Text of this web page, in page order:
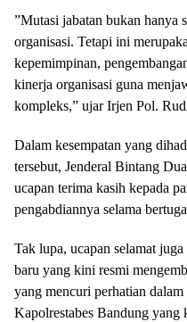
​”Mutasi jabatan bukan hanya
organisasi. Tetapi ini
kepemimpinan,
kinerja organisasi guna
kompleks,” ujar Irjen Pol.
​Dalam kesempatan yang
tersebut, Jenderal Bintang
ucapan terima kasih kepada
pengabdiannya selama
​Tak lupa, ucapan selamat
baru yang kini resmi
yang mencuri perhatian
Kapolrestabes Bandung